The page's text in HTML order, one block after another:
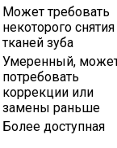
Может требовать
некоторого снятия
тканей зуба
Умеренный,
потребовать
коррекции или
замены раньше
Более доступная